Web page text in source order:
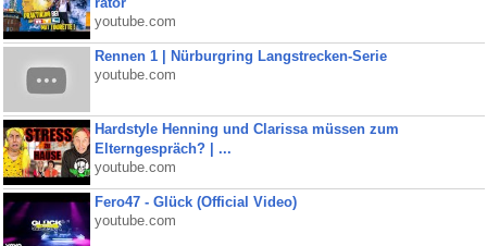
youtube.com
Rennen 1 | Nürburgring Langstrecken-Serie
youtube.com
Hardstyle Henning und Clarissa müssen zum
Elterngespräch? | ...
youtube.com
Fero47 - Glück (Official Video)
youtube.com